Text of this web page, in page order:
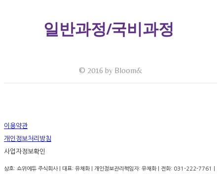
일반과정/국비과정
© 2016 by Bloom&
이용약관
개인정보처리방침
사업자정보확인
상호: 쇼위에듀 주식회사 | 대표: 유채화 | 개인정보관리책임자: 유채화 | 전화: 031-222-7761 |